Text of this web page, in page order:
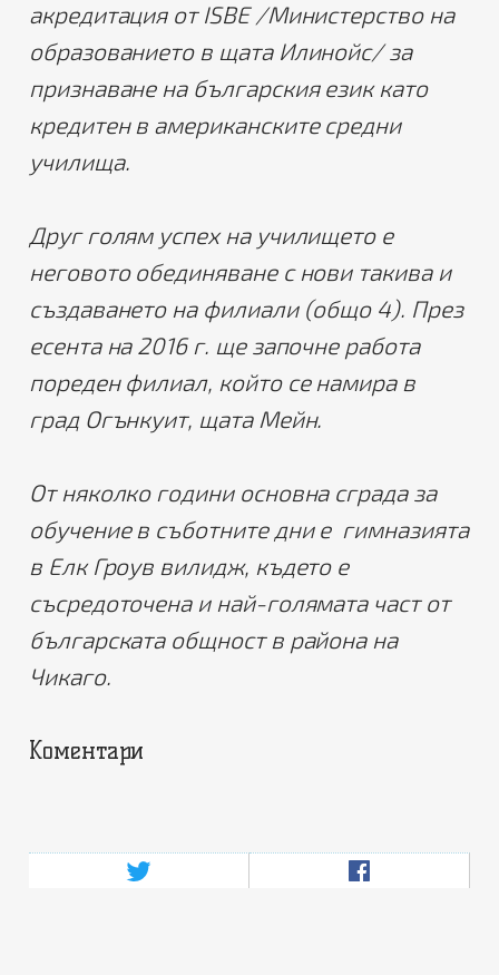
акредитация от ISBE /Министерство на
образованието в щата Илинойс/ за
признаване на българския език като
кредитен в американските средни
училища.
Друг голям успех на училището е
неговото обединяване с нови такива и
създаването на филиали (общо 4). През
есента на 2016 г. ще започне работа
пореден филиал, който се намира в
град Огънкуит, щата Мейн.
От няколко години основна сграда за
обучение в съботните дни е гимназията
в Елк Гроув вилидж, където е
съсредоточена и най-голямата част от
българската общност в района на
Чикаго.
Коментари